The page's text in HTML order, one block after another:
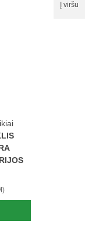
Į viršu